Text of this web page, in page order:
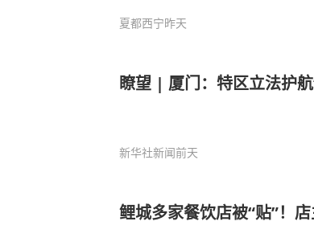
夏都西宁昨天
瞭望 | 厦门：特区立法护
新华社新闻前天
鲤城多家餐饮店被“贴”！店